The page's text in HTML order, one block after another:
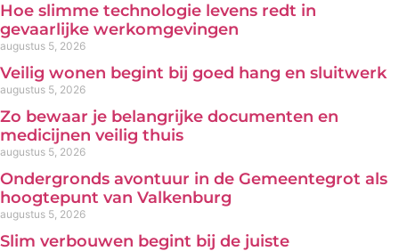
Hoe slimme technologie levens redt in
gevaarlijke werkomgevingen
augustus 5, 2026
Veilig wonen begint bij goed hang en sluitwerk
augustus 5, 2026
Zo bewaar je belangrijke documenten en
medicijnen veilig thuis
augustus 5, 2026
Ondergronds avontuur in de Gemeentegrot als
hoogtepunt van Valkenburg
augustus 5, 2026
Slim verbouwen begint bij de juiste